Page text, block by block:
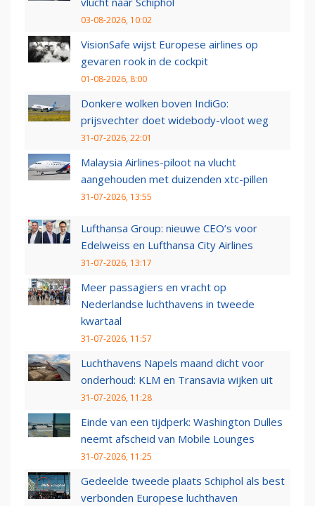
03-08-2026, 10:02
VisionSafe wijst Europese airlines op
gevaren rook in de cockpit
01-08-2026, 8:00
Donkere wolken boven IndiGo:
prijsvechter doet widebody-vloot weg
31-07-2026, 22:01
Malaysia Airlines-piloot na vlucht
aangehouden met duizenden xtc-pillen
31-07-2026, 13:55
Lufthansa Group: nieuwe CEO’s voor
Edelweiss en Lufthansa City Airlines
31-07-2026, 13:17
Meer passagiers en vracht op
Nederlandse luchthavens in tweede
kwartaal
31-07-2026, 11:57
Luchthavens Napels maand dicht voor
onderhoud: KLM en Transavia wijken uit
31-07-2026, 11:28
Einde van een tijdperk: Washington Dulles
neemt afscheid van Mobile Lounges
31-07-2026, 11:25
Gedeelde tweede plaats Schiphol als best
verbonden Europese luchthaven